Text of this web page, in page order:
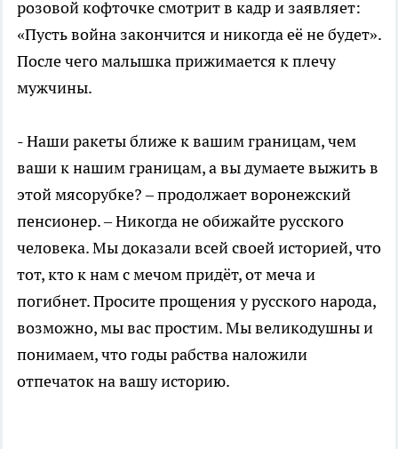
розовой кофточке смотрит в кадр и заявляет:
«Пусть война закончится и никогда её не будет».
После чего малышка прижимается к плечу
мужчины.
- Наши ракеты ближе к вашим границам, чем
ваши к нашим границам, а вы думаете выжить в
этой мясорубке? – продолжает воронежский
пенсионер. – Никогда не обижайте русского
человека. Мы доказали всей своей историей, что
тот, кто к нам с мечом придёт, от меча и
погибнет. Просите прощения у русского народа,
возможно, мы вас простим. Мы великодушны и
понимаем, что годы рабства наложили
отпечаток на вашу историю.